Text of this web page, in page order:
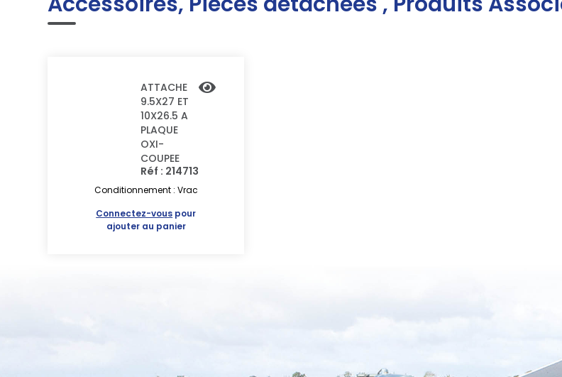
ATTACHE
9.5X27 ET
10X26.5 A
PLAQUE
OXI-
COUPEE
Réf : 214713
Conditionnement : Vrac
Connectez-vous pour
ajouter au panier